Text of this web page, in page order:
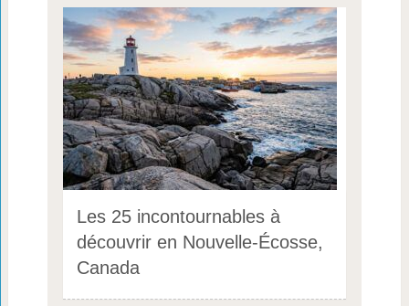
Les 25 incontournables à
découvrir en Nouvelle-Écosse,
Canada